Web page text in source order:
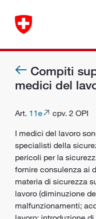
Compiti
medici del
Art. 11e
cpv. 2 OPI
I medici del lavoro
specialisti della
pericoli per la
fornire consulenza ai
materia di sicurezza
lavoro (diminuzione
malfunzionamenti;